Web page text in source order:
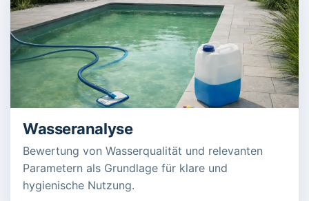
Wasseranalyse
Bewertung von Wasserqualität und relevanten
Parametern als Grundlage für klare und
hygienische Nutzung.